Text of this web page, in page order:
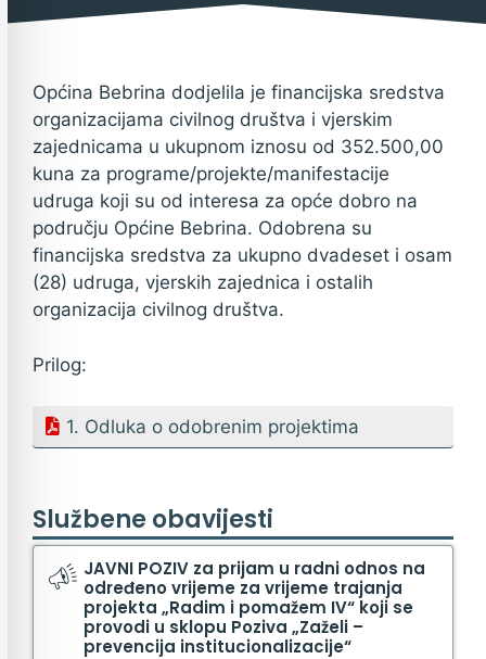
Općina Bebrina dodjelila je financijska sredstva
organizacijama civilnog društva i vjerskim
zajednicama u ukupnom iznosu od 352.500,00
kuna za programe/projekte/manifestacije
udruga koji su od interesa za opće dobro na
području Općine Bebrina. Odobrena su
financijska sredstva za ukupno dvadeset i osam
(28) udruga, vjerskih zajednica i ostalih
organizacija civilnog društva.
Prilog:
1. Odluka o odobrenim projektima
Službene obavijesti
JAVNI POZIV za prijam u radni odnos na
određeno vrijeme za vrijeme trajanja
projekta „Radim i pomažem IV“ koji se
provodi u sklopu Poziva „Zaželi –
prevencija institucionalizacije“